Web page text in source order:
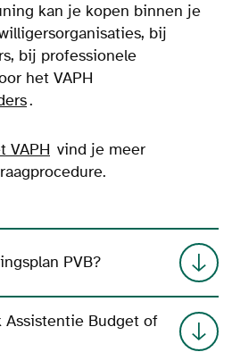
kan je kopen binnen je
bij
bij professionele
het VAPH
.
VAPH vind je meer
PVB?
Assistentie Budget of